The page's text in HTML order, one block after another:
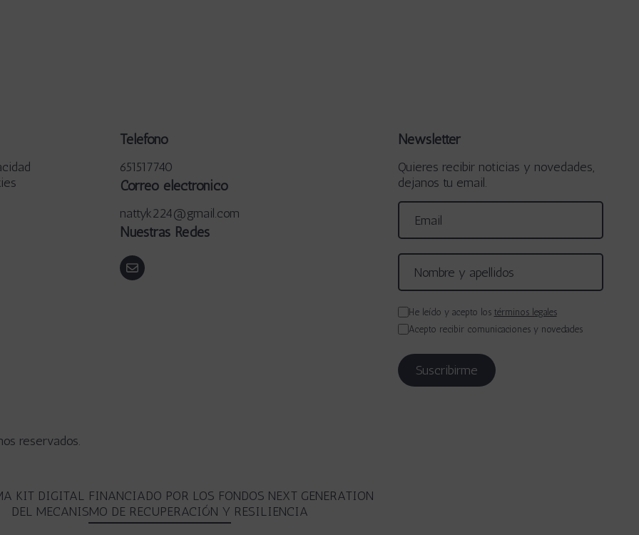
Teléfono
651517740
Correo electrónico
nattyk224@gmail.com
Nuestras Redes
Newsletter
Quieres recibir noticias y novedades,
dejanos tu email.
He leído y acepto los términos legales
Acepto recibir comunicaciones y novedades
reservados.
KIT DIGITAL FINANCIADO POR LOS FONDOS NEXT GENERATION
DEL MECANISMO DE RECUPERACIÓN Y RESILIENCIA